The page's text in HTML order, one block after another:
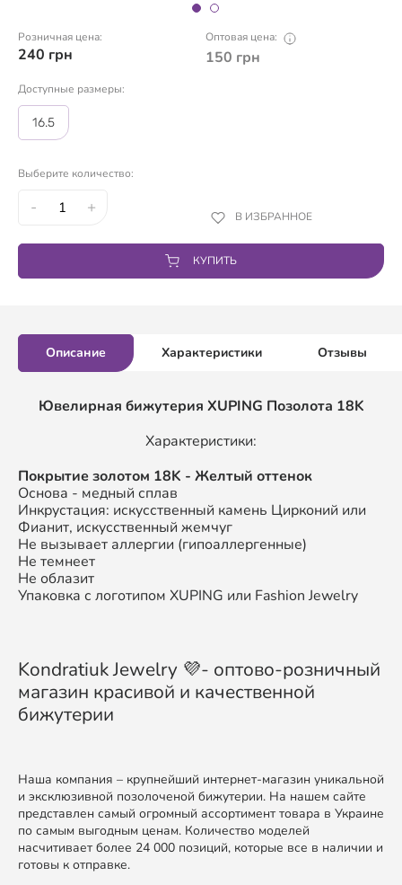
Розничная цена:
240 грн
Оптовая цена:
150 грн
Доступные размеры:
16.5
Выберите количество:
- + В ИЗБРАННОЕ
КУПИТЬ
Описание Характеристики Отзывы
Ювелирная бижутерия XUPING Позолота 18K
Характеристики:
Покрытие золотом 18K - Желтый оттенок
Основа - медный сплав
Инкрустация: искусственный камень Цирконий или
Фианит, искусственный жемчуг
Не вызывает аллергии (гипоаллергенные)
Не темнеет
Не облазит
Упаковка с логотипом XUPING или Fashion Jewelry
Kondratiuk Jewelry 💜- оптово-розничный
магазин красивой и качественной
бижутерии
Наша компания – крупнейший интернет-магазин уникальной
и эксклюзивной позолоченой бижутерии. На нашем сайте
представлен самый огромный ассортимент товара в Украине
по самым выгодным ценам. Количество моделей
насчитивает более 24 000 позиций, которые все в наличии и
готовы к отправке.